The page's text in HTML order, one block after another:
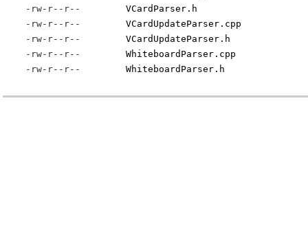
-rw-r--r--
VCardParser.h
-rw-r--r--
VCardUpdateParser.cpp
-rw-r--r--
VCardUpdateParser.h
-rw-r--r--
WhiteboardParser.cpp
-rw-r--r--
WhiteboardParser.h